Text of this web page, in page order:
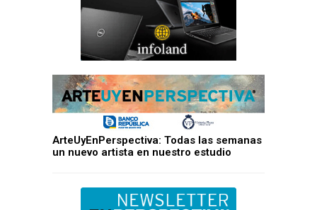
ArteUyEnPerspectiva: Todas las semanas
un nuevo artista en nuestro estudio